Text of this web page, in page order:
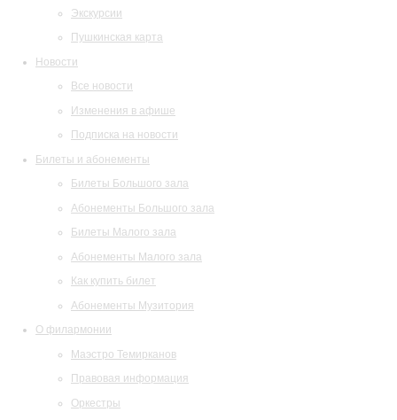
Экскурсии
Пушкинская карта
Новости
Все новости
Изменения в афише
Подписка на новости
Билеты и абонементы
Билеты Большого зала
Абонементы Большого зала
Билеты Малого зала
Абонементы Малого зала
Как купить билет
Абонементы Музитория
О филармонии
Маэстро Темирканов
Правовая информация
Оркестры